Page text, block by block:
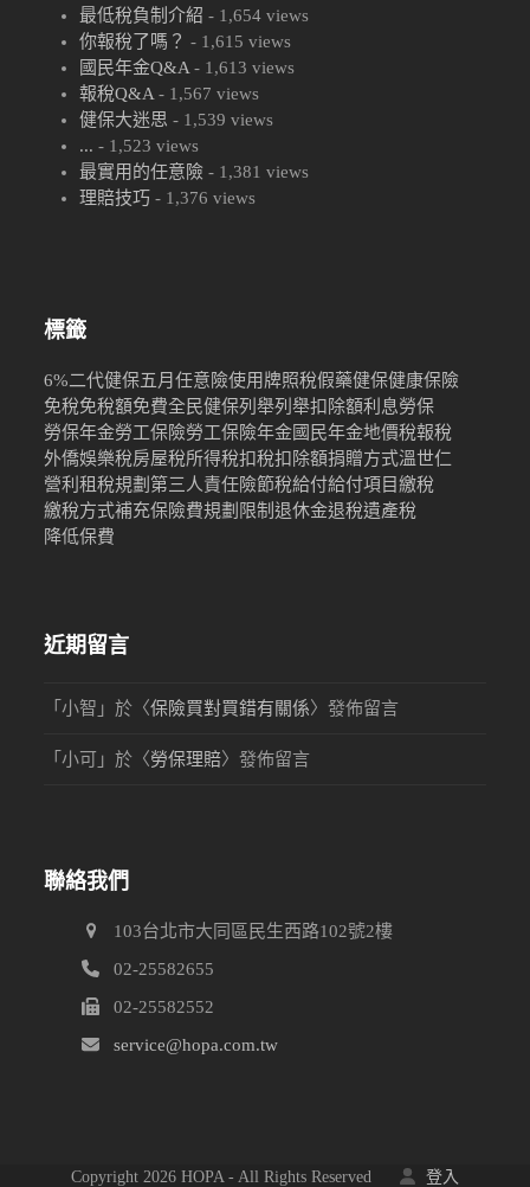
最低稅負制介紹 - 1,654 views
你報稅了嗎？ - 1,615 views
國民年金Q&A - 1,613 views
報稅Q&A - 1,567 views
健保大迷思 - 1,539 views
... - 1,523 views
最實用的任意險 - 1,381 views
理賠技巧 - 1,376 views
標籤
6%二代健保五月任意險使用牌照稅假藥健保健康保險
免稅免稅額免費全民健保列舉列舉扣除額利息勞保
勞保年金勞工保險勞工保險年金國民年金地價稅報稅
外僑娛樂稅房屋稅所得稅扣稅扣除額捐贈方式溫世仁
營利租稅規劃 第三人責任險節稅給付給付項目繳稅
繳稅方式補充保險費規劃限制退休金退稅遺產稅
降低保費
近期留言
「小智 」於〈保險買對買錯有關係〉發佈留言
「小可 」於〈勞保理賠〉發佈留言
聯絡我們
103台北市大同區民生西路102號2樓
02-25582655
02-25582552
service@hopa.com.tw
Copyright 2026 HOPA - All Rights Reserved 登入